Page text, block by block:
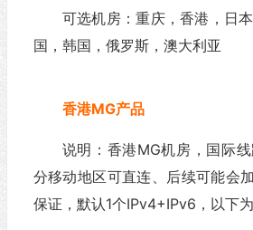
可选机房：重庆，香港，日
国，韩国，俄罗斯，澳大利亚
香港MG产品
说明：香港MG机房，国际
分移动地区可直连、后续可能会
保证，默认1个IPv4+IPv6，以下为